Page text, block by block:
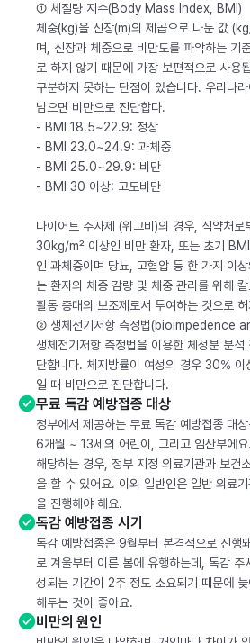
① 체질량 지수(Body Mass Index, BMI)
체중(kg)을 신장(m)의 제곱으로 나눈 값
며, 신장과 체중으로 비만도를 파악하는 기
로 하지 않기 때문에 가장 보편적으로 사용
구분하지 못하는 단점이 있습니다. 우리나
넘으면 비만으로 진단합다.
- BMI 18.5~22.9: 정상
- BMI 23.0~24.9: 과체중
- BMI 25.0~29.9: 비만
- BMI 30 이상: 고도비만
다이어트 주사제 (위고비)의 경우, 식약처로
30kg/m² 이상인 비만 환자, 또는 초기
인 과체중이며 당뇨, 고혈압 등 한 가지 이
는 환자의 체중 감량 및 체중 관리를 위해
활동 증대의 보조제로서 투여하는 것으로
② 생체전기저항 측정법(bioimpedence
생체전기저항 측정법을 이용한 체성분 분
단합니다. 체지방률이 여성의 경우 30%
일 때 비만으로 진단합니다.
무료 독감 예방접종 대상
정부에서 제공하는 무료 독감 예방접종 대
6개월 ~ 13세의 어린이, 그리고 임산부에
해당하는 경우, 정부 지정 의료기관과 보건
을 할 수 있어요. 이외 일반인은 일반 의료
을 진행해야 해요.
독감 예방접종 시기
독감 예방접종은 9월부터 본격적으로 진행
로 겨울부터 이른 봄에 유행하는데, 독감 주
성되는 기간이 2주 정도 소요되기 때문에
해두는 것이 좋아요.
비만의 원인